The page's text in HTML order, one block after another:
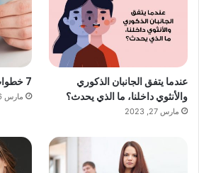
عندما يتفق الجانبان الذكوري
والأنثوي داخلنا، ما الذي يحدث؟
مارس 27, 2023
7 خطوات لشفاء القلب المجروح
مارس 26, 2023